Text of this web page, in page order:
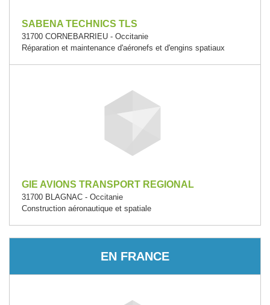
SABENA TECHNICS TLS
31700 CORNEBARRIEU - Occitanie
Réparation et maintenance d'aéronefs et d'engins spatiaux
GIE AVIONS TRANSPORT REGIONAL
31700 BLAGNAC - Occitanie
Construction aéronautique et spatiale
EN FRANCE